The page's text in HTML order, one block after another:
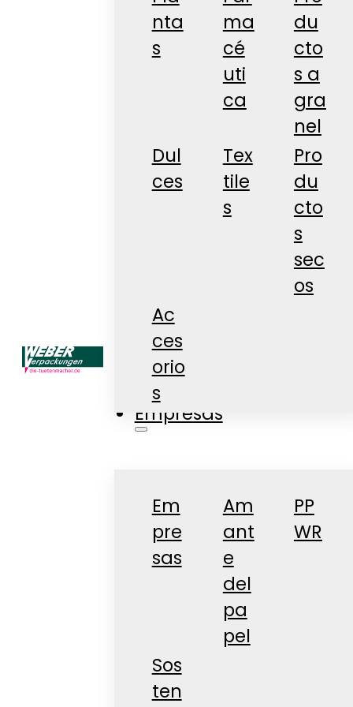
nta
s
ma
cé
uti
ca
du
cto
s a
gra
nel
Dul
ces
Tex
tile
s
Pro
du
cto
s
sec
os
Ac
ces
orio
s
Tienda
Empresas
Em
pre
sas
Am
ant
e
del
pa
pel
PP
WR
Sos
ten